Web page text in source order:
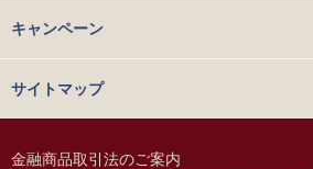
キャンペーン
サイトマップ
金融商品取引法のご案内